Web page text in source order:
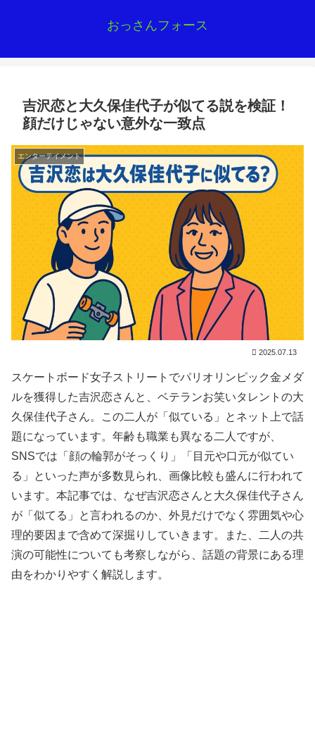
おっさんフォース
吉沢恋と大久保佳代子が似てる説を検証！
顔だけじゃない意外な一致点
エンターテイメント
2025.07.13
スケートボード女子ストリートでパリオリンピック金メダ
ルを獲得した吉沢恋さんと、ベテランお笑いタレントの大
久保佳代子さん。この二人が「似ている」とネット上で話
題になっています。年齢も職業も異なる二人ですが、
SNSでは「顔の輪郭がそっくり」「目元や口元が似てい
る」といった声が多数見られ、画像比較も盛んに行われて
います。本記事では、なぜ吉沢恋さんと大久保佳代子さん
が「似てる」と言われるのか、外見だけでなく雰囲気や心
理的要因まで含めて深掘りしていきます。また、二人の共
演の可能性についても考察しながら、話題の背景にある理
由をわかりやすく解説します。